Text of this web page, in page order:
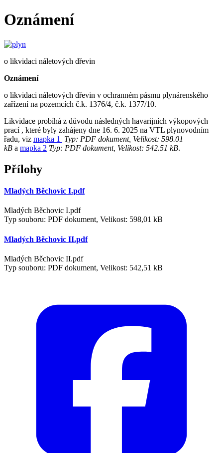
Oznámení
o likvidaci náletových dřevin
Oznámení
o likvidaci náletových dřevin v ochranném pásmu plynárenského
zařízení na pozemcích č.k. 1376/4, č.k. 1377/10.
Likvidace probíhá z důvodu následných havarijních výkopových
prací , které byly zahájeny dne 16. 6. 2025 na VTL plynovodním
řadu, viz mapka 1
Typ: PDF dokument, Velikost: 598.01
kB a mapka 2 Typ: PDF dokument, Velikost: 542.51 kB.
Přílohy
Mladých Běchovic I.pdf
Mladých Běchovic I.pdf
Typ souboru: PDF dokument, Velikost: 598,01 kB
Mladých Běchovic II.pdf
Mladých Běchovic II.pdf
Typ souboru: PDF dokument, Velikost: 542,51 kB